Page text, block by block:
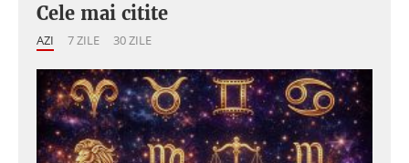
Cele mai citite
AZI 7 ZILE 30 ZILE